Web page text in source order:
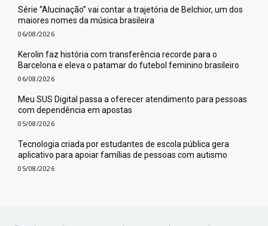
Série “Alucinação” vai contar a trajetória de Belchior, um dos
maiores nomes da música brasileira
06/08/2026
Kerolin faz história com transferência recorde para o
Barcelona e eleva o patamar do futebol feminino brasileiro
06/08/2026
Meu SUS Digital passa a oferecer atendimento para pessoas
com dependência em apostas
05/08/2026
Tecnologia criada por estudantes de escola pública gera
aplicativo para apoiar famílias de pessoas com autismo
05/08/2026